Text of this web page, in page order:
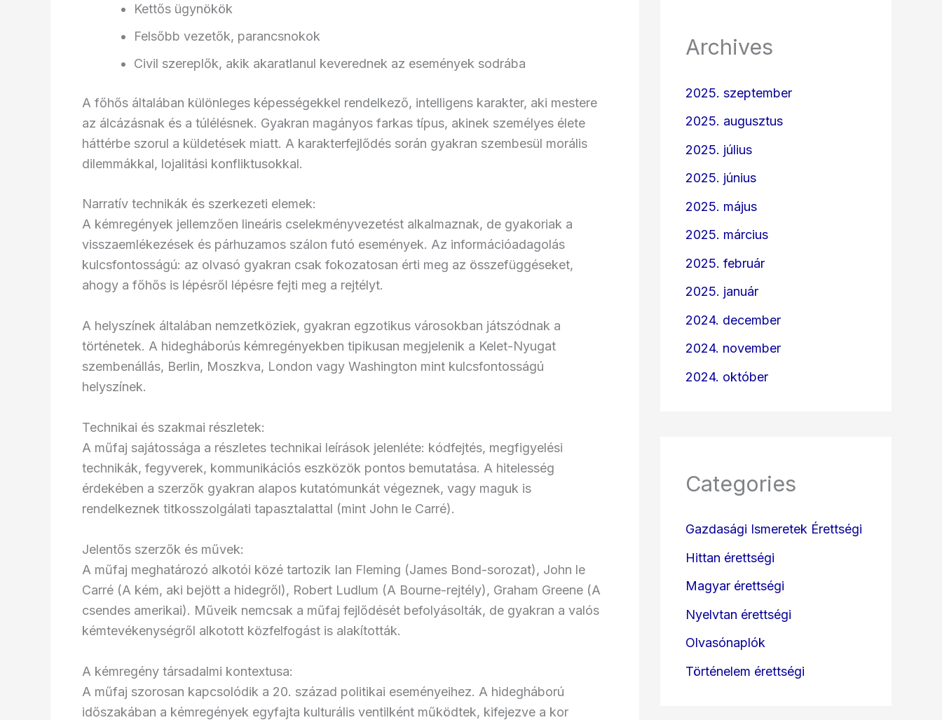
Kettős ügynökök
Felsőbb vezetők, parancsnokok
Civil szereplők, akik akaratlanul keverednek az események sodrába
A főhős általában különleges képességekkel rendelkező, intelligens karakter, aki mestere
az álcázásnak és a túlélésnek. Gyakran magányos farkas típus, akinek személyes élete
háttérbe szorul a küldetések miatt. A karakterfejlődés során gyakran szembesül morális
dilemmákkal, lojalitási konfliktusokkal.
Narratív technikák és szerkezeti elemek:
A kémregények jellemzően lineáris cselekményvezetést alkalmaznak, de gyakoriak a
visszaemlékezések és párhuzamos szálon futó események. Az információadagolás
kulcsfontosságú: az olvasó gyakran csak fokozatosan érti meg az összefüggéseket,
ahogy a főhős is lépésről lépésre fejti meg a rejtélyt.
A helyszínek általában nemzetköziek, gyakran egzotikus városokban játszódnak a
történetek. A hidegháborús kémregényekben tipikusan megjelenik a Kelet-Nyugat
szembenállás, Berlin, Moszkva, London vagy Washington mint kulcsfontosságú
helyszínek.
Technikai és szakmai részletek:
A műfaj sajátossága a részletes technikai leírások jelenléte: kódfejtés, megfigyelési
technikák, fegyverek, kommunikációs eszközök pontos bemutatása. A hitelesség
érdekében a szerzők gyakran alapos kutatómunkát végeznek, vagy maguk is
rendelkeznek titkosszolgálati tapasztalattal (mint John le Carré).
Jelentős szerzők és művek:
A műfaj meghatározó alkotói közé tartozik Ian Fleming (James Bond-sorozat), John le
Carré (A kém, aki bejött a hidegről), Robert Ludlum (A Bourne-rejtély), Graham Greene (A
csendes amerikai). Műveik nemcsak a műfaj fejlődését befolyásolták, de gyakran a valós
kémtevékenységről alkotott közfelfogást is alakították.
A kémregény társadalmi kontextusa:
A műfaj szorosan kapcsolódik a 20. század politikai eseményeihez. A hidegháború
időszakában a kémregények egyfajta kulturális ventilként működtek, kifejezve a kor
Archives
2025. szeptember
2025. augusztus
2025. július
2025. június
2025. május
2025. március
2025. február
2025. január
2024. december
2024. november
2024. október
Categories
Gazdasági Ismeretek Érettségi
Hittan érettségi
Magyar érettségi
Nyelvtan érettségi
Olvasónaplók
Történelem érettségi